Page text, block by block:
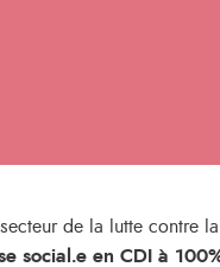
de la lutte
social.e en CDI à